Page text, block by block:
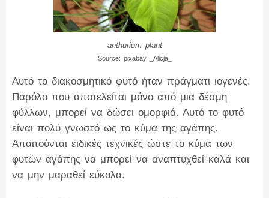
anthurium plant
Source: pixabay _Alicja_
Αυτό το διακοσμητικό φυτό ήταν πράγματι ιογενές.
Παρόλο που αποτελείται μόνο από μια δέσμη
φύλλων, μπορεί να δώσει ομορφιά. Αυτό το φυτό
είναι πολύ γνωστό ως το κύμα της αγάπης.
Απαιτούνται ειδικές τεχνικές ώστε το κύμα των
φυτών αγάπης να μπορεί να αναπτυχθεί καλά και
να μην μαραθεί εύκολα.